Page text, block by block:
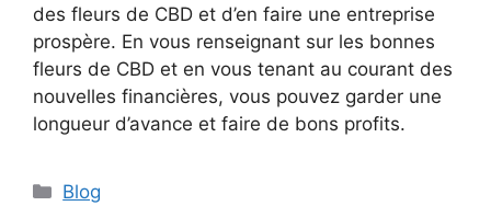
des fleurs de CBD et d’en faire une entreprise
prospère. En vous renseignant sur les bonnes
fleurs de CBD et en vous tenant au courant des
nouvelles financières, vous pouvez garder une
longueur d’avance et faire de bons profits.
Catégories
Blog